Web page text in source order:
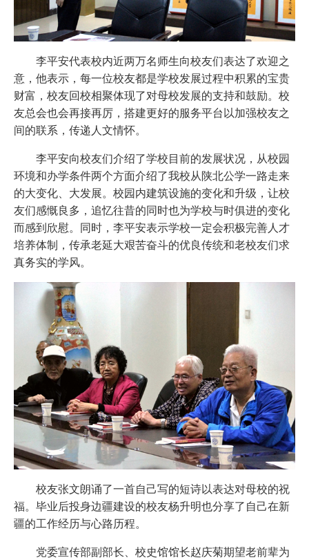
李平安代表校内近两万名师生向校友们表达了欢迎之
意，他表示，每一位校友都是学校发展过程中积累的宝贵
财富，校友回校相聚体现了对母校发展的支持和鼓励。校
友总会也会再接再厉，搭建更好的服务平台以加强校友之
间的联系，传递人文情怀。
李平安向校友们介绍了学校目前的发展状况，从校园
环境和办学条件两个方面介绍了我校从陕北公学一路走来
的大变化、大发展。校园内建筑设施的变化和升级，让校
友们感慨良多，追忆往昔的同时也为学校与时俱进的变化
而感到欣慰。同时，李平安表示学校一定会积极完善人才
培养体制，传承老延大艰苦奋斗的优良传统和老校友们求
真务实的学风。
校友张文朗诵了一首自己写的短诗以表达对母校的祝
福。毕业后投身边疆建设的校友杨升明也分享了自己在新
疆的工作经历与心路历程。
党委宣传部副部长、校史馆馆长赵庆菊期望老前辈为